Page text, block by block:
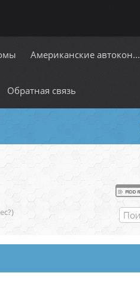
Американские автокон...
Обратная связь